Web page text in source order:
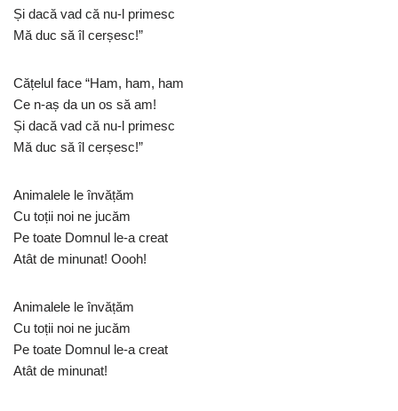
Și dacă vad că nu-l primesc
Mă duc să îl cerșesc!”
Cățelul face “Ham, ham, ham
Ce n-aș da un os să am!
Și dacă vad că nu-l primesc
Mă duc să îl cerșesc!”
Animalele le învățăm
Cu toții noi ne jucăm
Pe toate Domnul le-a creat
Atât de minunat! Oooh!
Animalele le învățăm
Cu toții noi ne jucăm
Pe toate Domnul le-a creat
Atât de minunat!